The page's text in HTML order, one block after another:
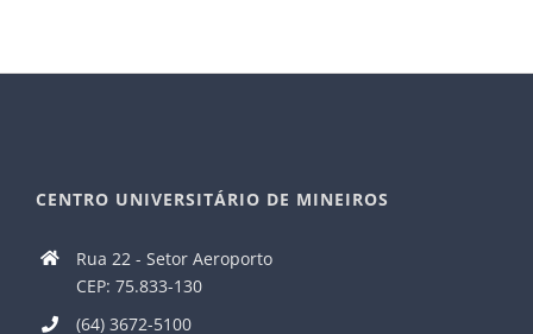
CENTRO UNIVERSITÁRIO DE MINEIROS
Rua 22 - Setor Aeroporto
CEP: 75.833-130
(64) 3672-5100